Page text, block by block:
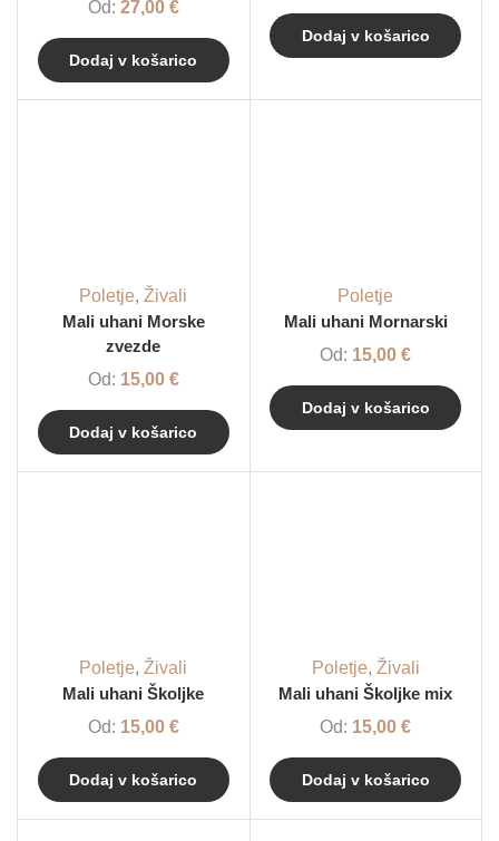
Od: 27,00 €
Dodaj v košarico
Dodaj v košarico
Poletje,Živali
Mali uhani Morske
zvezde
Od: 15,00 €
Dodaj v košarico
Poletje
Mali uhani Mornarski
Od: 15,00€
Dodaj v košarico
Poletje,Živali
Mali uhani Školjke
Od: 15,00 €
Dodaj v košarico
Poletje, Živali
Mali uhani Školjke mix
Od: 15,00€
Dodaj v košarico